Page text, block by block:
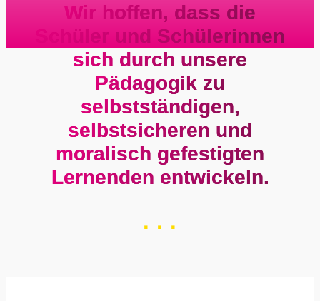
Wir hoffen, dass die
Schüler und Schülerinnen
sich durch unsere
Pädagogik zu
selbstständigen,
selbstsicheren und
moralisch gefestigten
Lernenden entwickeln.
· · ·